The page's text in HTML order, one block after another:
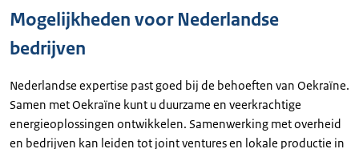
Mogelijkheden voor Nederlandse
bedrijven
Nederlandse expertise past goed bij de behoeften van Oekraïne.
Samen met Oekraïne kunt u duurzame en veerkrachtige
energieoplossingen ontwikkelen. Samenwerking met overheid
en bedrijven kan leiden tot joint ventures en lokale productie in